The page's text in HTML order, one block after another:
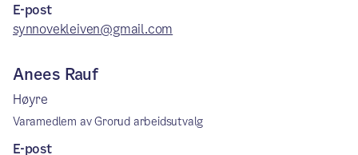
E-post
synnovekleiven@gmail.com
Anees Rauf
Høyre
Varamedlem av Grorud arbeidsutvalg
E-post